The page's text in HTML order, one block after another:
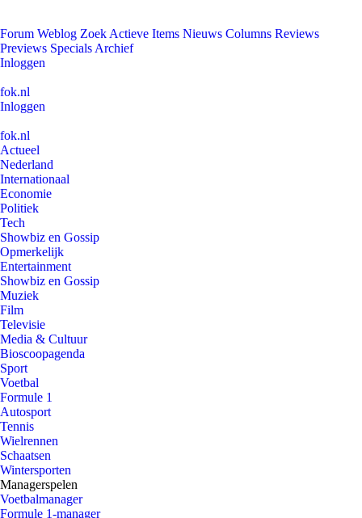
Forum Weblog Zoek Actieve Items Nieuws Columns Reviews
Previews Specials Archief
Inloggen
fok.nl
Inloggen
fok.nl
Actueel
Nederland
Internationaal
Economie
Politiek
Tech
Showbiz en Gossip
Opmerkelijk
Entertainment
Showbiz en Gossip
Muziek
Film
Televisie
Media & Cultuur
Bioscoopagenda
Sport
Voetbal
Formule 1
Autosport
Tennis
Wielrennen
Schaatsen
Wintersporten
Managerspelen
Voetbalmanager
Formule 1-manager